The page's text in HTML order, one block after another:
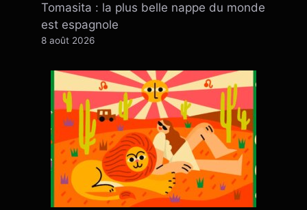
Tomasita : la plus belle nappe du monde
est espagnole
8 août 2026